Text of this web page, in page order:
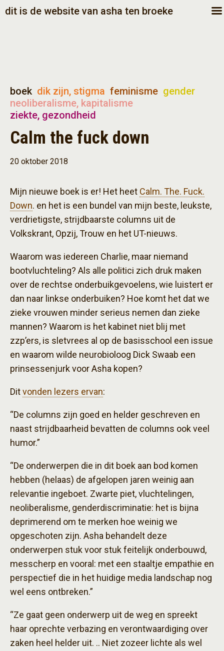
dit is de website van asha ten broeke
boek dik zijn, stigma feminisme gender
neoliberalisme, kapitalisme
ziekte, gezondheid
Calm the fuck down
20 oktober 2018
Mijn nieuwe boek is er! Het heet Calm. The. Fuck.
Down. en het is een bundel van mijn beste, leukste,
verdrietigste, strijdbaarste columns uit de
Volkskrant, Opzij, Trouw en het UT-nieuws.
Waarom was iedereen Charlie, maar niemand
bootvluchteling? Als alle politici zich druk maken
over de rechtse onderbuikgevoelens, wie luistert er
dan naar linkse onderbuiken? Hoe komt het dat we
zieke vrouwen minder serieus nemen dan zieke
mannen? Waarom is het kabinet niet blij met
zzp’ers, is sletvrees al op de basisschool een issue
en waarom wilde neurobioloog Dick Swaab een
prinsessenjurk voor Asha kopen?
Ditvonden lezers ervan:
“De columns zijn goed en helder geschreven en
naast strijdbaarheid bevatten de columns ook veel
humor.”
“De onderwerpen die in dit boek aan bod komen
hebben (helaas) de afgelopen jaren weinig aan
relevantie ingeboet. Zwarte piet, vluchtelingen,
neoliberalisme, genderdiscriminatie: het is bijna
deprimerend om te merken hoe weinig we
opgeschoten zijn. Asha behandelt deze
onderwerpen stuk voor stuk feitelijk onderbouwd,
messcherp en vooral: met een staaltje empathie en
perspectief die in het huidige media landschap nog
wel eens ontbreken.”
“Ze gaat geen onderwerp uit de weg en spreekt
haar oprechte verbazing en verontwaardiging over
zaken heel helder uit. .. Niet zozeer lichte als wel